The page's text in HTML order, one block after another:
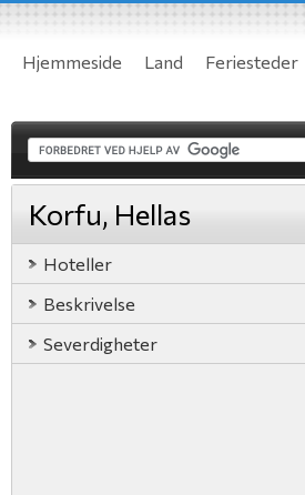
Hjemmeside Land Feriesteder
Korfu, Hellas
Hoteller
Beskrivelse
Severdigheter